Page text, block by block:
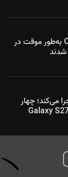
گفت‌وگوهای اشتراکی Claude AI به‌طور موقت در
را اجرا می‌کند؛ چهار